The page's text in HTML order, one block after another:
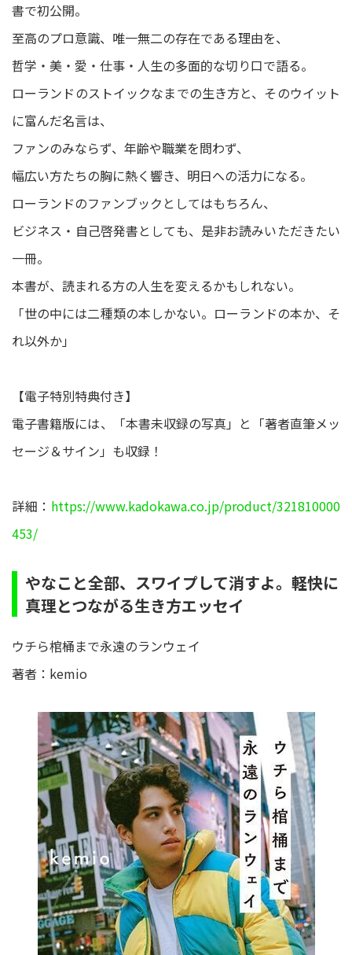
書で初公開。
至高のプロ意識、唯一無二の存在である理由を、
哲学・美・愛・仕事・人生の多面的な切り口で語る。
ローランドのストイックなまでの生き方と、そのウイット
に富んだ名言は、
ファンのみならず、年齢や職業を問わず、
幅広い方たちの胸に熱く響き、明日への活力になる。
ローランドのファンブックとしてはもちろん、
ビジネス・自己啓発書としても、是非お読みいただきたい
一冊。
本書が、読まれる方の人生を変えるかもしれない。
「世の中には二種類の本しかない。ローランドの本か、そ
れ以外か」
【電子特別特典付き】
電子書籍版には、「本書未収録の写真」と「著者直筆メッ
セージ＆サイン」も収録！
詳細： https://www.kadokawa.co.jp/product/321810000
453/
やなこと全部、スワイプして消すよ。軽快に
真理とつながる生き方エッセイ
ウチら棺桶まで永遠のランウェイ
著者：kemio